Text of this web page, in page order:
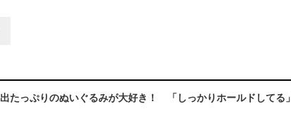
っぷりのぬいぐるみが大好き！ 「しっかりホールドしてる」